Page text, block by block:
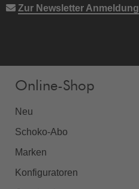
Zur Newsletter Anmeldung
Online-Shop
Neu
Schoko-Abo
Marken
Konfiguratoren